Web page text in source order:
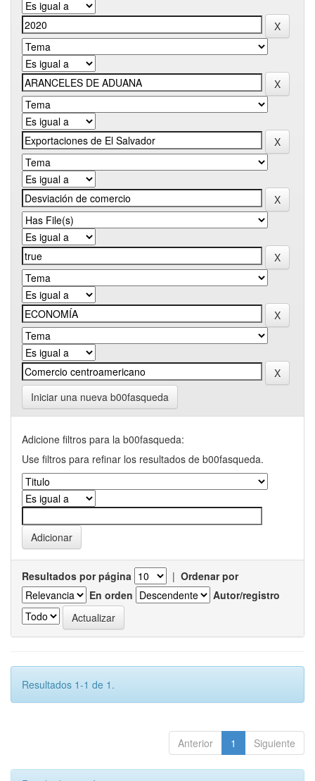
Iniciar una nueva b00fasqueda
Adicione filtros para la b00fasqueda:
Use filtros para refinar los resultados de b00fasqueda.
Resultados por página | Ordenar por
En orden
Autor/registro
Resultados 1-1 de 1.
Anterior 1 Siguiente